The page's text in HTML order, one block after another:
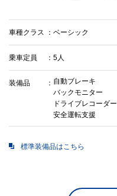
車種クラス ベーシック
乗車定員 5人
装備品
自動ブレーキ
バックモニター
ドライブレコーダー
安全運転支援
標準装備品はこちら